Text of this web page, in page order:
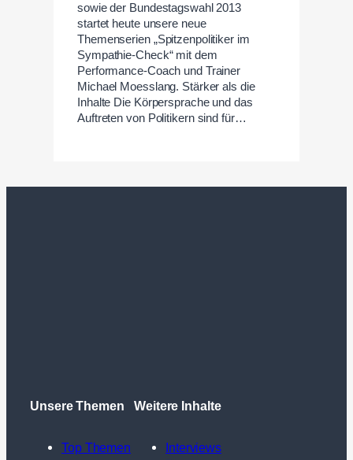
sowie der Bundestagswahl 2013
startet heute unsere neue
Themenserien „Spitzenpolitiker im
Sympathie-Check“ mit dem
Performance-Coach und Trainer
Michael Moesslang. Stärker als die
Inhalte Die Körpersprache und das
Auftreten von Politikern sind für…
Unsere Themen
Top Themen
Weitere Inhalte
Interviews